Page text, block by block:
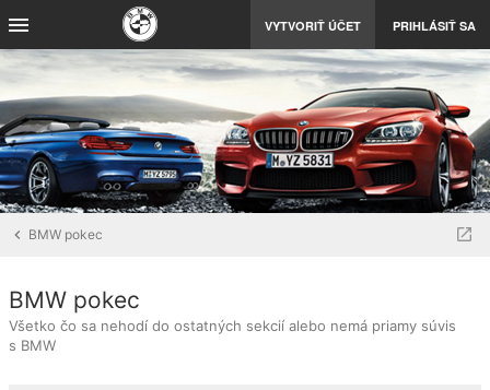
VYTVORIŤ ÚČET PRIHLÁSIŤ SA
BMW pokec
BMW pokec
Všetko čo sa nehodí do ostatných sekcií alebo nemá priamy súvis
s BMW